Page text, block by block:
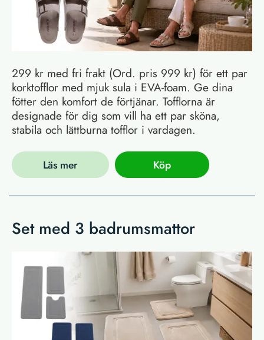
299 kr med fri frakt (Ord. pris 999 kr) för ett par
korktofflor med mjuk sula i EVA-foam. Ge dina
fötter den komfort de förtjänar. Tofflorna är
designade för dig som vill ha ett par sköna,
stabila och lättburna tofflor i vardagen.
Läs mer Köp
Set med 3 badrumsmattor